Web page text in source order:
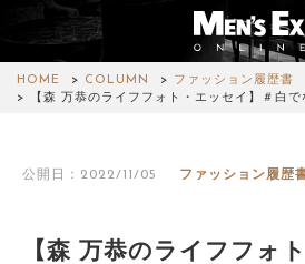
HOME COLUMN
ファッション履歴書
【森 万恭のライフフォト・エッセイ】＃白
公開日：2022/11/05 ファッション履歴
【森 万恭のライフフォ
WATCH